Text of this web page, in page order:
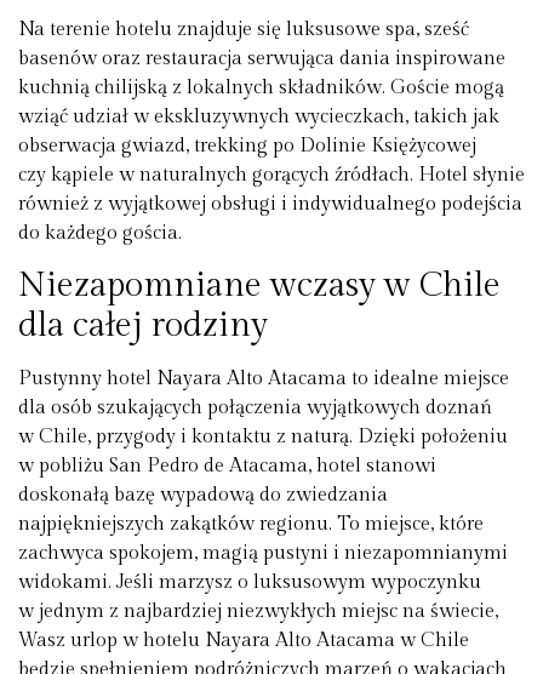
Na terenie hotelu znajduje się luksusowe spa, sześć
basenów oraz restauracja serwująca dania inspirowane
kuchnią chilijską z lokalnych składników. Goście mogą
wziąć udział w ekskluzywnych wycieczkach, takich jak
obserwacja gwiazd, trekking po Dolinie Księżycowej
czy kąpiele w naturalnych gorących źródłach. Hotel słynie
również z wyjątkowej obsługi i indywidualnego podejścia
do każdego gościa.
Niezapomniane wczasy w Chile
dla całej rodziny
Pustynny hotel Nayara Alto Atacama to idealne miejsce
dla osób szukających połączenia wyjątkowych doznań
w Chile, przygody i kontaktu z naturą. Dzięki położeniu
w pobliżu San Pedro de Atacama, hotel stanowi
doskonałą bazę wypadową do zwiedzania
najpiękniejszych zakątków regionu. To miejsce, które
zachwyca spokojem, magią pustyni i niezapomnianymi
widokami. Jeśli marzysz o luksusowym wypoczynku
w jednym z najbardziej niezwykłych miejsc na świecie,
Wasz urlop w hotelu Nayara Alto Atacama w Chile